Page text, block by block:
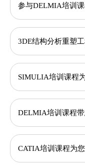
参与DELMIA培训
3DE结构分析重塑
SIMULIA培训课程
DELMIA培训课程
CATIA培训课程为